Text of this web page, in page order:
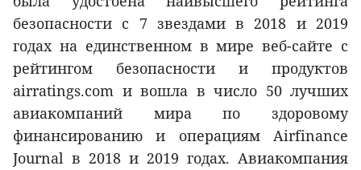
безопасности с 7 звездами в 2018 и 2019
годах на единственном в мире веб-сайте с
рейтингом безопасности и продуктов
airratings.com и вошла в число 50 лучших
авиакомпаний мира по здоровому
финансированию и операциям Airfinance
Journal в 2018 и 2019 годах. Авиакомпания